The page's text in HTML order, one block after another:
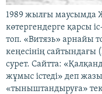
1989 жылғы маусымда
көтергендерге қарсы
топ. «Витязь» арнайы
кеңесінің
сурет. Сайтта:
жұмыс істеді» деп
«тыныштандыруға»